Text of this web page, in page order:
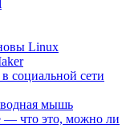
Linux
социальной сети
мышь
— что это, можно ли